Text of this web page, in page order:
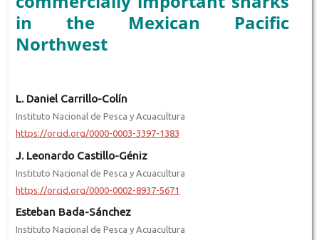
in the Mexican Pacific
Northwest
L. Daniel Carrillo-Colín
Instituto Nacional de Pesca y Acuacultura
https://orcid.org/0000-0003-3397-1383
J. Leonardo Castillo-Géniz
Instituto Nacional de Pesca y Acuacultura
https://orcid.org/0000-0002-8937-5671
Esteban Bada-Sánchez
Instituto Nacional de Pesca y Acuacultura